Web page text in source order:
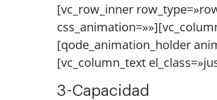
[vc_row_inner
[qode_animation_holder
[vc_column_text
3-Capacidad